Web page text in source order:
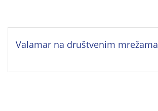
Valamar na društvenim mrežama